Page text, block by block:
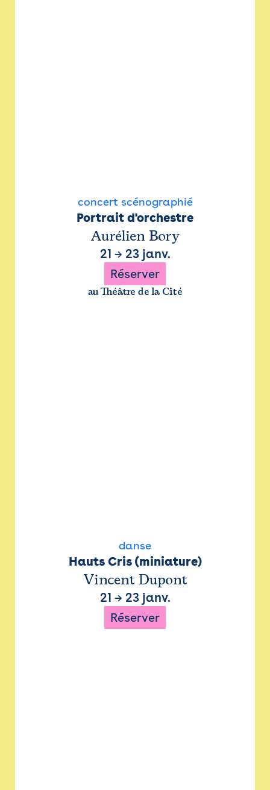
concert scénographié
Portrait d'orchestre
Aurélien Bory
21 → 23 janv.
Réserver
au Théâtre de la Cité
danse
Hauts Cris (miniature)
Vincent Dupont
21 → 23 janv.
Réserver